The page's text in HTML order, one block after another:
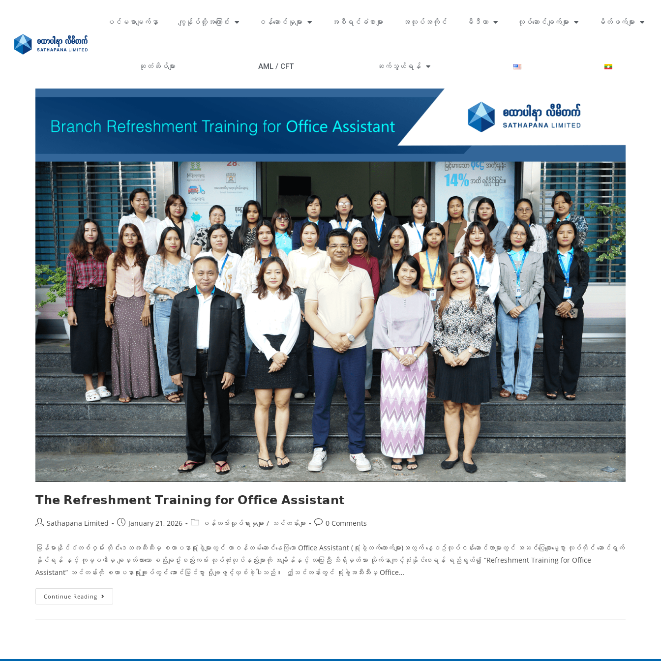
ပင်မစာမျက်နှာ ကျွန်ုပ်တို့အကြောင်း ဝန်ဆောင်မှုများ အစီရင်ခံစာများ အလုပ်အကိုင် မီဒီယာ လုပ်ဆောင်ချက်များ မိတ်ဖက်များ
ဆုတံဆိပ်များ AML / CFT ဆက်သွယ်ရန်
𝗧𝗵𝗲 𝗥𝗲𝗳𝗿𝗲𝘀𝗵𝗺𝗲𝗻𝘁 𝗧𝗿𝗮𝗶𝗻𝗶𝗻𝗴 𝗳𝗼𝗿 𝗢𝗳𝗳𝗶𝗰𝗲 𝗔𝘀𝘀𝗶𝘀𝘁𝗮𝗻𝘁
Sathapana Limited January 21, 2026 ဝန်ထမ်းလှုပ်ရှားမှုများ / သင်တန်းများ 0 Comments
မြန်မာနိုင်ငံတစ်ဝှမ်း တိုင်းဒေသအသီးသီးမှ စထာပနာရုံးခွဲများတွင် တာဝန်ထမ်းဆောင်နေကြသော Office Assistant (ရုံးခွဲလက်ထောက်များ)အတွက် နေ့စဥ်လုပ်ငန်းဆောင်တာများတွင် အဆင်ပြေချောမွေ့စွာ လုပ်ကိုင် ဆောင်ရွက်
နိုင်ရန် နှင့် ကုမ္ပဏီမှ ချမှတ်ထားသော စည်းမျဥ်းစည်းကမ်း လုပ်ထုံးလုပ်နည်းများကို အချိန်နှင့် တပြေးညီ သိရှိမှတ်သား လိုက်နာကျင့်သုံးနိုင်စေရန် ရည်ရွယ်၍ “Refreshment Training for Office
Assistant” သင်တန်းကို စထာပနာရုံးချုပ်တွင် အောင်မြင်စွာ ပို့ချဖွင့်လှစ်ခဲ့ပါသည်။ ဤသင်တန်းတွင် ရုံးခွဲအသီးသီးမှ Office…
Continue Reading